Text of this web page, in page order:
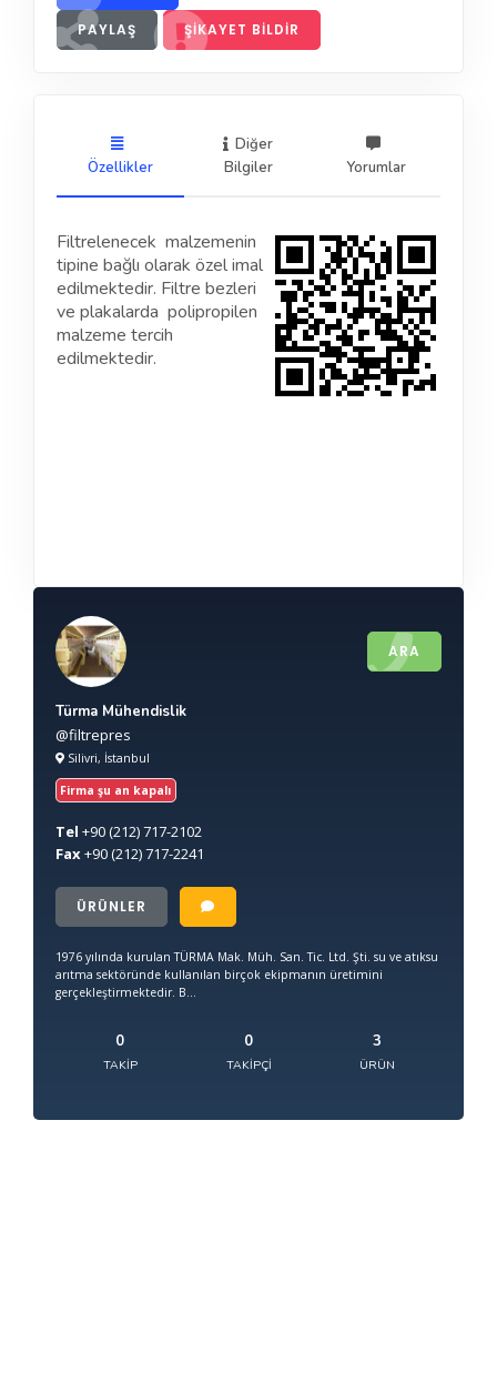
PAYLAŞ ŞIKAYET BILDIR
Özellikler
Diğer
Bilgiler
Yorumlar
Filtrelenecek malzemenin
tipine bağlı olarak özel imal
edilmektedir. Filtre bezleri
ve plakalarda polipropilen
malzeme tercih
edilmektedir.
ARA
Türma Mühendislik
@filtrepres
Silivri, İstanbul
Firma şu an kapalı
Tel +90(212) 717-2102
Fax+90(212) 717-2241
ÜRÜNLER
1976 yılında kurulan TÜRMA Mak. Müh. San. Tic. Ltd. Şti. su ve atıksu
arıtma sektöründe kullanılan birçok ekipmanın üretimini
gerçekleştirmektedir. B...
0
TAKIP
0
TAKIPÇI
3
ÜRÜN